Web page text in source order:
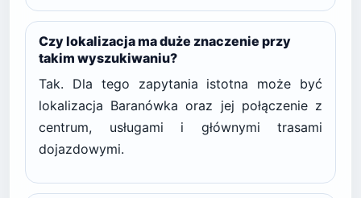
Czy lokalizacja ma duże znaczenie przy
takim wyszukiwaniu?
Tak. Dla tego zapytania istotna może być
lokalizacja Baranówka oraz jej połączenie z
centrum, usługami i głównymi trasami
dojazdowymi.